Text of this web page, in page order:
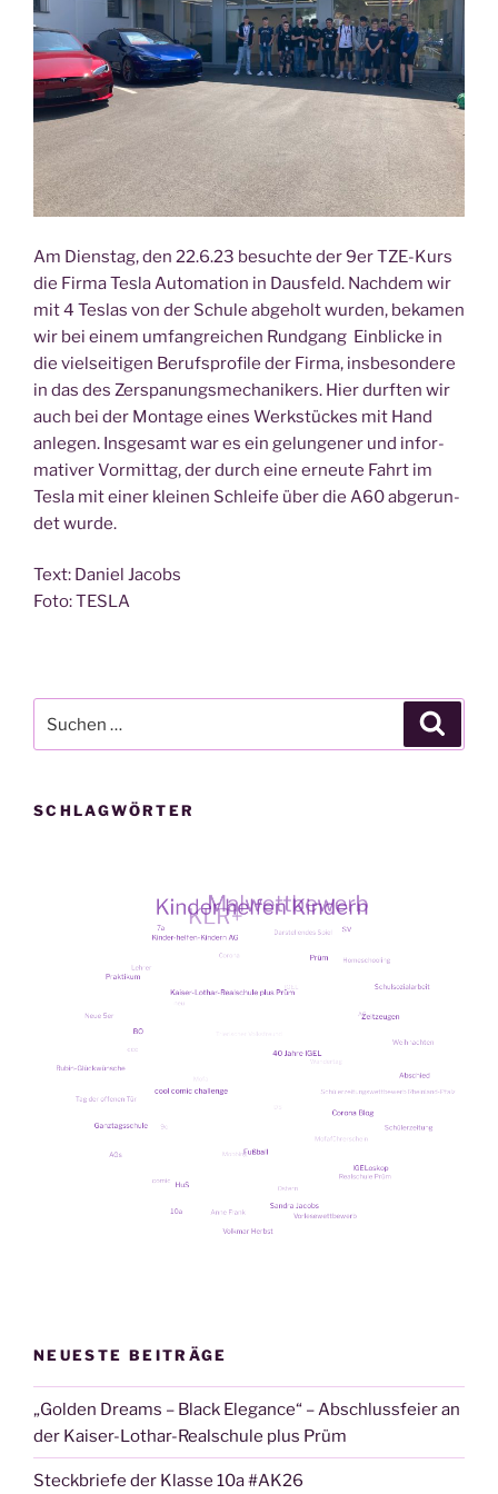
Am Diens­tag, den 22.6.23 besuch­te der 9er TZE-Kurs
die Fir­ma Tes­la Auto­ma­ti­on in Daus­feld. Nach­dem wir
mit 4 Tes­las von der Schu­le abge­holt wur­den, beka­men
wir bei einem umfang­rei­chen Rund­gang Ein­bli­cke in
die viel­sei­ti­gen Berufs­pro­fi­le der Fir­ma, ins­be­son­de­re
in das des Zer­spa­nungs­me­cha­ni­kers. Hier durf­ten wir
auch bei der Mon­ta­ge eines Werk­stü­ckes mit Hand
anle­gen. Ins­ge­samt war es ein gelun­ge­ner und infor­
ma­ti­ver Vor­mit­tag, der durch eine erneu­te Fahrt im
Tes­la mit einer klei­nen Schlei­fe über die A60 abge­run­
det wurde.
Text: Dani­el Jacobs
Foto: TESLA
nach:
SCHLAGWÖRTER
NEUESTE BEITRÄGE
„Golden Dreams – Black Elegance“ – Abschlussfeier an
der Kaiser-Lothar-Realschule plus Prüm
Steckbriefe der Klasse 10a #AK26